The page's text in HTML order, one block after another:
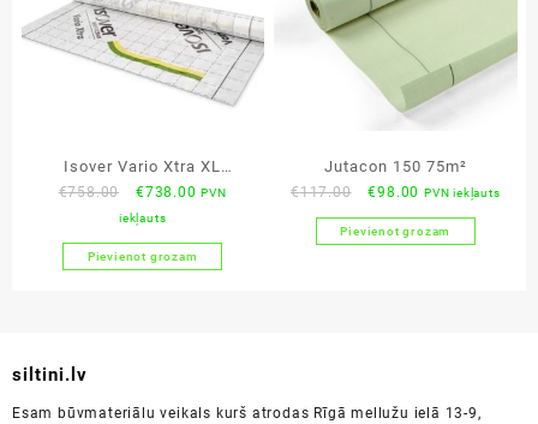
Isover Vario Xtra XL
3.2x50m
€758.00
Original
price
was:
€758.00.
€738.00 Current
is:
€738.00.
PVN
iekļauts
Pievienot grozam
Jutacon 150 75m²
€117.00
Original
price
was:
€98.00 Current
price
is:
PVN iekļauts
Pievienot grozam
siltini.lv
Esam būvmateriālu veikals kurš atrodas Rīgā mellužu ielā 13-9,